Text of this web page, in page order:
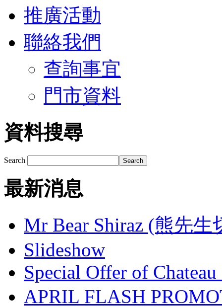
推廣活動
聯絡我們
查詢事宜
門市資料
資料搜尋
Search
最新消息
Mr Bear Shiraz (熊先生
Slideshow
Special Offer of
APRIL FLASH